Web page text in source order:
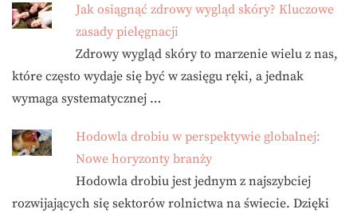
Jak osiągnąć zdrowy wygląd skóry? Kluczowe
zasady pielęgnacji
Zdrowy wygląd skóry to marzenie wielu z nas,
które często wydaje się być w zasięgu ręki, a jednak
wymaga systematycznej …
Hodowla drobiu w perspektywie globalnej:
Nowe horyzonty branży
Hodowla drobiu jest jednym z najszybciej
rozwijających się sektorów rolnictwa na świecie. Dzięki